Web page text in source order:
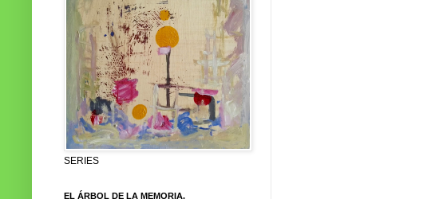
SERIES
EL ÁRBOL DE LA MEMORIA.